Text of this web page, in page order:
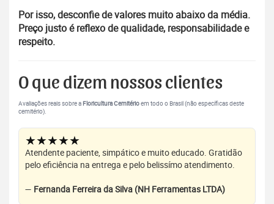
Por isso, desconfie de valores muito abaixo da média.
Preço justo é reflexo de qualidade, responsabilidade e
respeito.
O que dizem nossos clientes
Avaliações reais sobre a Floricultura Cemitérioem todo o Brasil (não específicas deste
cemitério).
★★★★★
Atendente paciente, simpático e muito educado. Gratidão
pelo eficiência na entrega e pelo belissímo atendimento.
— Fernanda Ferreira da Silva (NH Ferramentas LTDA)